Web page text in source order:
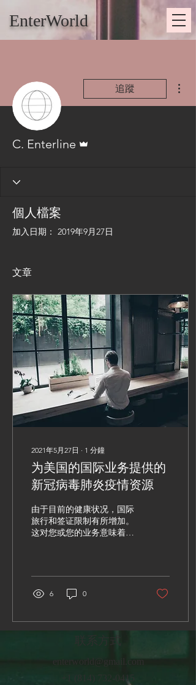
EnterWorld
追蹤
C. Enterline
個人檔案
加入日期： 2019年9月27日
文章
2021年5月27日 ∙ 1 分鐘
为美国的国际业务提供的
新冠病毒肺炎疫情资源
由于目前的健康状况，国际
旅行和签证限制有所增加。
这对您或您的业务意味着什
病毒肺炎疫情期间，对于国
际企业来说，有哪些选择？
不要浪费您的时间！在这个
方设法寻找机会。 ​...
6 0
联系方式
enterworld@gmail.com
+1 (814) 732-0415